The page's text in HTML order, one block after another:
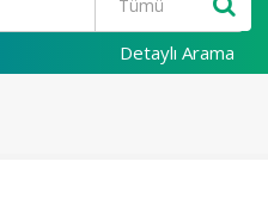
Detaylı Arama